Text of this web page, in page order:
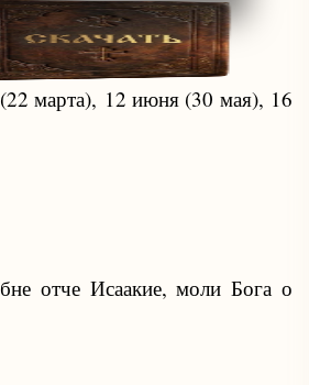
марта), 12 июня (30 мая), 16
отче Исаакие, моли Бога о